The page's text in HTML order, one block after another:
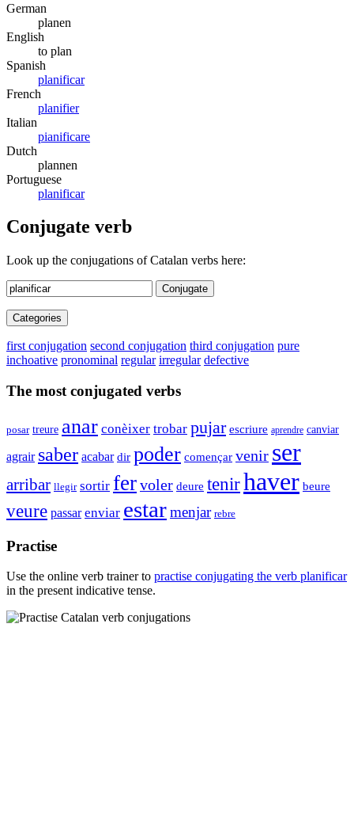
German
planen
English
to plan
Spanish
planificar
French
planifier
Italian
pianificare
Dutch
plannen
Portuguese
planificar
Conjugate verb
Look up the conjugations of Catalan verbs here:
Conjugate
Categories
first conjugation second conjugation third conjugation pure
inchoative pronominal regular irregular defective
The most conjugated verbs
posar treure anar conèixer trobar pujar escriure aprendre canviar
agrair saber acabar dir poder començar venir ser
arribar llegir sortir fervoler deure tenirhaver beure
veure passar enviar estarmenjar rebre
Practise
Use the online verb trainer to practise conjugating the verb planificar
in the present indicative tense.